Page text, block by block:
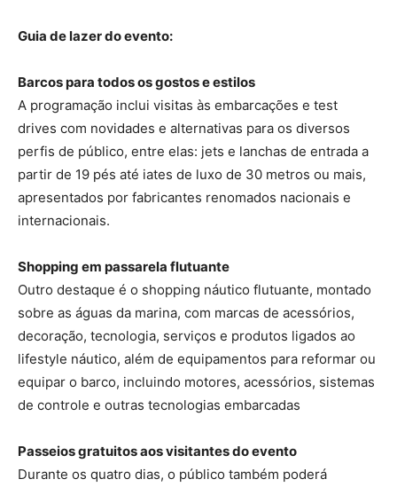
Guia de lazer do evento:
Barcos para todos os gostos e estilos
A programação inclui visitas às embarcações e test
drives com novidades e alternativas para os diversos
perfis de público, entre elas: jets e lanchas de entrada a
partir de 19 pés até iates de luxo de 30 metros ou mais,
apresentados por fabricantes renomados nacionais e
internacionais.
Shopping em passarela flutuante
Outro destaque é o shopping náutico flutuante, montado
sobre as águas da marina, com marcas de acessórios,
decoração, tecnologia, serviços e produtos ligados ao
lifestyle náutico, além de equipamentos para reformar ou
equipar o barco, incluindo motores, acessórios, sistemas
de controle e outras tecnologias embarcadas
Passeios gratuitos aos visitantes do evento
Durante os quatro dias, o público também poderá